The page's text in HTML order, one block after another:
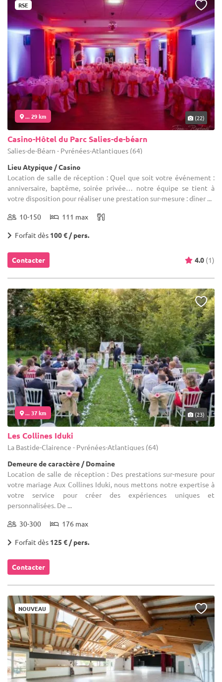
RSE
... 29 km (22)
Casino-Hôtel du Parc Salies-de-béarn
Salies-de-Béarn - Pyrénées-Atlantiques (64)
Lieu Atypique / Casino
Location de salle de réception : Quel que soit votre événement :
anniversaire, baptême, soirée privée… notre équipe se tient à
votre disposition pour réaliser une prestation sur-mesure : dîner ...
10-150 111 max
Forfait dès 100 € / pers.
Contacter 4.0 (1)
... 37 km (23)
Les Collines Iduki
La Bastide-Clairence - Pyrénées-Atlantiques (64)
Demeure de caractère / Domaine
Location de salle de réception : Des prestations sur-mesure pour
votre mariage Aux Collines Iduki, nous mettons notre expertise à
votre service pour créer des expériences uniques et
personnalisées. De ...
30-300 176 max
Forfait dès 125 € / pers.
Contacter
NOUVEAU